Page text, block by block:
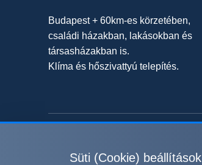
Budapest + 60km-es körzetében,
családi házakban, lakásokban és
társasházakban is.
Klíma és hőszivattyú telepítés.
Süti (Cookie) beállítások